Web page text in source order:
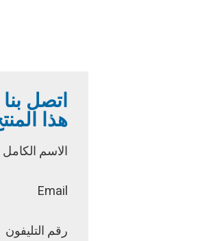
اتصل
هذا
الاسم الكامل
Email
رقم التليفون